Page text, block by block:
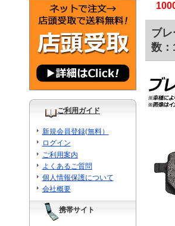
ご利用ガイド
新規会員登録(無料）
ログイン
ご利用案内
よくあるご質問
個人情報保護について
会社概要
携帯サイト
ブ
数